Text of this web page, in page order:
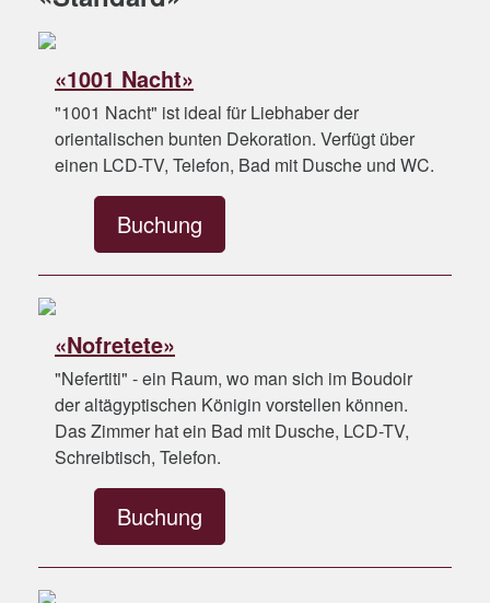
«1001 Nacht»
"1001 Nacht" ist ideal für Liebhaber der
orientalischen bunten Dekoration. Verfügt über
einen LCD-TV, Telefon, Bad mit Dusche und WC.
Buchung
«Nofretete»
"Nefertiti" - ein Raum, wo man sich im Boudoir
der altägyptischen Königin vorstellen können.
Das Zimmer hat ein Bad mit Dusche, LCD-TV,
Schreibtisch, Telefon.
Buchung